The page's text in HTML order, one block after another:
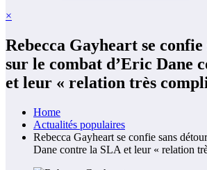
×
Rebecca Gayheart se
sur le combat d’Eric Dane
et leur « relation très
Home
Actualités populaires
Rebecca Gayheart se confie sans
Dane contre la SLA et leur « relation